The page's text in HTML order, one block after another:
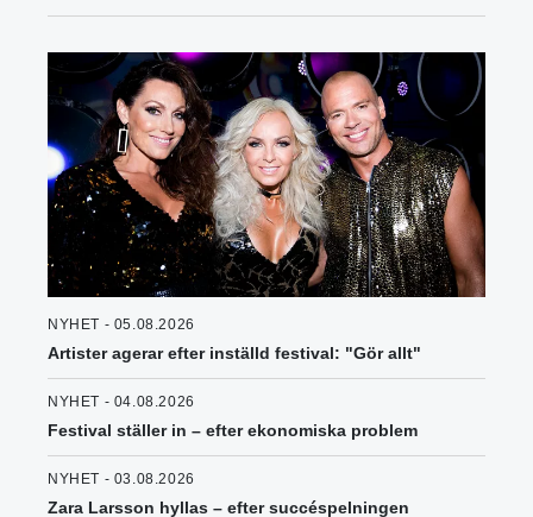
NYHET - 05.08.2026
Artister agerar efter inställd festival: "Gör allt"
NYHET - 04.08.2026
Festival ställer in – efter ekonomiska problem
NYHET - 03.08.2026
Zara Larsson hyllas – efter succéspelningen